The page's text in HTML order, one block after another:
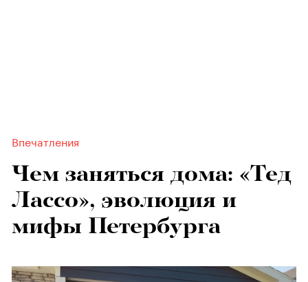
Впечатления
Чем заняться дома: «Тед
Лассо», эволюция и
мифы Петербурга